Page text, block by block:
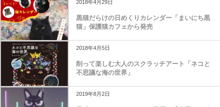
2018年4月29日
黒猫だらけの日めくりカレンダー「まいにち黒
猫」保護猫カフェから発売
2018年4月5日
削って楽しむ大人のスクラッチアート「ネコと
不思議な海の世界」
2019年8月2日